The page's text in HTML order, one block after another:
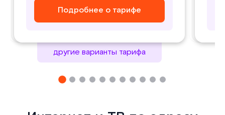
Подробнее о тарифе
Подробнее о тарифе
Подробнее о тарифе
Подробнее о тарифе
другие варианты тарифа